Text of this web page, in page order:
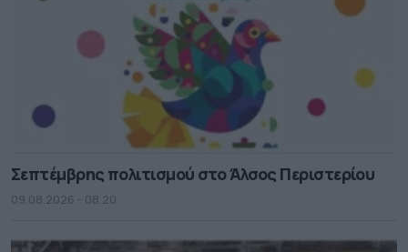
Σεπτέμβρης πολιτισμού στο Άλσος Περιστερίου
09.08.2026 - 08.20